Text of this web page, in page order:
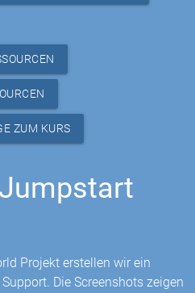
ZUM KURS
Projekt erstellen wir ein
Die Screenshots zeigen